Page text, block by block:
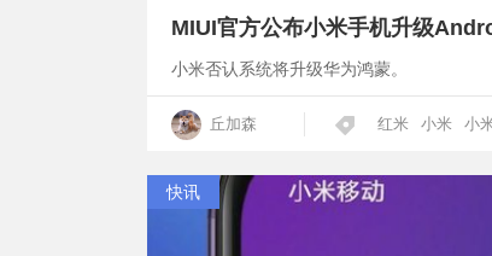
MIUI官方公布小米手机升级
小米否认系统将升级华为鸿蒙。
丘加森 红米 小米 小
快讯